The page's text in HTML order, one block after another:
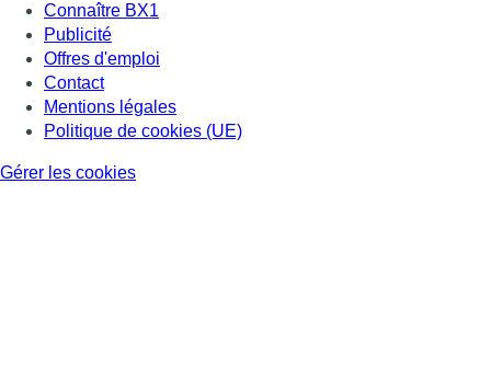
Connaître BX1
Publicité
Offres d'emploi
Contact
Mentions légales
Politique de cookies (UE)
Gérer les cookies